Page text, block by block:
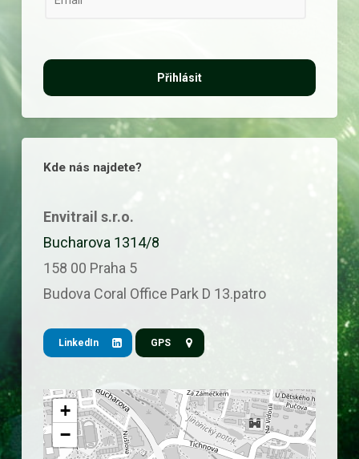
l
m
e
i
l
*
Přihlásit
Kde nás najdete?
Envitrail s.r.o.
Bucharova 1314/8
158 00 Praha 5
Budova Coral Office Park D 13.patro
LinkedIn GPS
+
−